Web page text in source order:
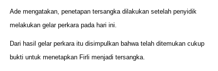
Ade mengatakan, penetapan tersangka dilakukan setelah penyidik
melakukan gelar perkara pada hari ini.
Dari hasil gelar perkara itu disimpulkan bahwa telah ditemukan cukup
bukti untuk menetapkan Firli menjadi tersangka.